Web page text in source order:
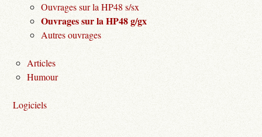
Ouvrages sur la HP48 s/sx
Ouvrages sur la HP48 g/gx
Autres ouvrages
Articles
Humour
Logiciels